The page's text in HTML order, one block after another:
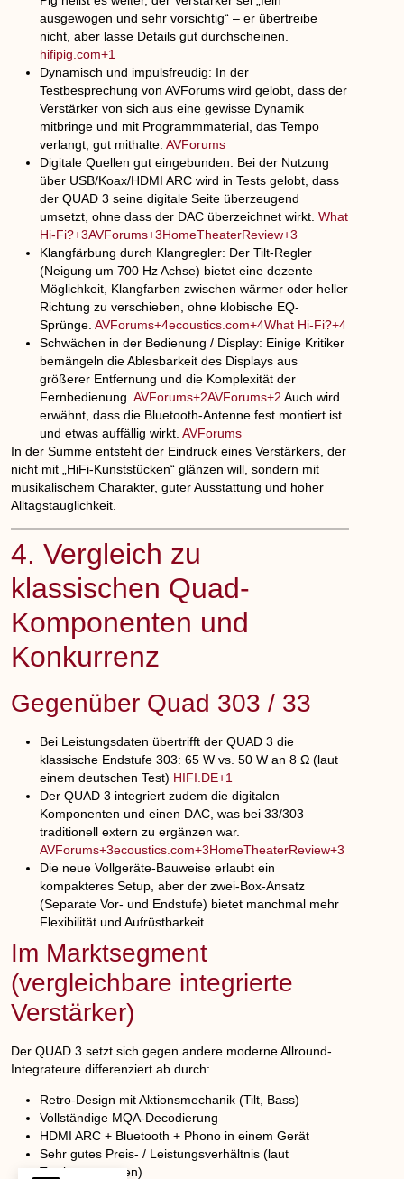
ausgewogen und sehr vorsichtig“ – er übertreibe
nicht, aber lasse Details gut durchscheinen.
hifipig.com+1
Dynamisch und impulsfreudig: In der
Testbesprechung von AVForums wird gelobt, dass der
Verstärker von sich aus eine gewisse Dynamik
mitbringe und mit Programmmaterial, das Tempo
verlangt, gut mithalte.AVForums
Digitale Quellen gut eingebunden: Bei der Nutzung
über USB/Koax/HDMI ARC wird in Tests gelobt, dass
der QUAD 3 seine digitale Seite überzeugend
umsetzt, ohne dass der DAC überzeichnet wirkt.What
Hi-Fi?+3AVForums+3HomeTheaterReview+3
Klangfärbung durch Klangregler: Der Tilt-Regler
(Neigung um 700 Hz Achse) bietet eine dezente
Möglichkeit, Klangfarben zwischen wärmer oder heller
Richtung zu verschieben, ohne klobische EQ-
Sprünge.AVForums+4ecoustics.com+4What Hi-Fi?+4
Schwächen in der Bedienung / Display: Einige Kritiker
bemängeln die Ablesbarkeit des Displays aus
größerer Entfernung und die Komplexität der
Fernbedienung.AVForums+2AVForums+2 Auch wird
erwähnt, dass die Bluetooth-Antenne fest montiert ist
und etwas auffällig wirkt.AVForums
In der Summe entsteht der Eindruck eines Verstärkers, der
nicht mit „HiFi-Kunststücken“ glänzen will, sondern mit
musikalischem Charakter, guter Ausstattung und hoher
Alltagstauglichkeit.
4. Vergleich zu
klassischen Quad-
Komponenten und
Konkurrenz
Gegenüber Quad 303 / 33
Bei Leistungsdaten übertrifft der QUAD 3 die
klassische Endstufe 303: 65 W vs. 50 W an 8 Ω (laut
einem deutschen Test) HIFI.DE+1
Der QUAD 3 integriert zudem die digitalen
Komponenten und einen DAC, was bei 33/303
traditionell extern zu ergänzen war.
AVForums+3ecoustics.com+3HomeTheaterReview+3
Die neue Vollgeräte-Bauweise erlaubt ein
kompakteres Setup, aber der zwei-Box-Ansatz
(Separate Vor- und Endstufe) bietet manchmal mehr
Flexibilität und Aufrüstbarkeit.
Im Marktsegment
(vergleichbare integrierte
Verstärker)
Der QUAD 3 setzt sich gegen andere moderne Allround-
Integrateure differenziert ab durch:
Retro-Design mit Aktionsmechanik (Tilt, Bass)
Vollständige MQA-Decodierung
HDMI ARC + Bluetooth + Phono in einem Gerät
Sehr gutes Preis- / Leistungsverhältnis (laut
Testbewertungen)